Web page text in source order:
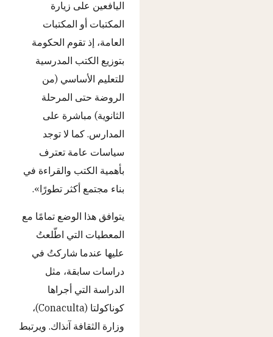
اليافعين على زيارة
المكتبات أو المكتبات
العامة، إذ تقوم الحكومة
بتوزيع الكتب المدرسية
للتعليم الأساسي (من
الروضة حتى المرحلة
الثانوية) مباشرة على
المدارس. كما لا توجد
سياسات عامة تعترف
بأهمية الكتب والقراءة في
بناء مجتمع أكثر تطورًا».
يتوافق هذا الوضع تمامًا مع
المعطيات التي اطّلعتُ
عليها عندما شاركتُ في
دراسات سابقة، مثل
الدراسة التي أجراها
كوناكولتا (Conaculta)،
وزارة الثقافة آنذاك. ويرتبط